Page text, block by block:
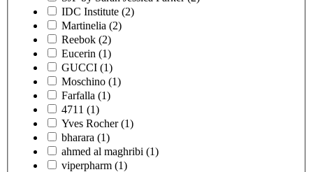
IDC Institute (2)
Martinelia (2)
Reebok (2)
Eucerin (1)
GUCCI (1)
Moschino (1)
Farfalla (1)
4711 (1)
Yves Rocher (1)
bharara (1)
ahmed al maghribi (1)
viperpharm (1)